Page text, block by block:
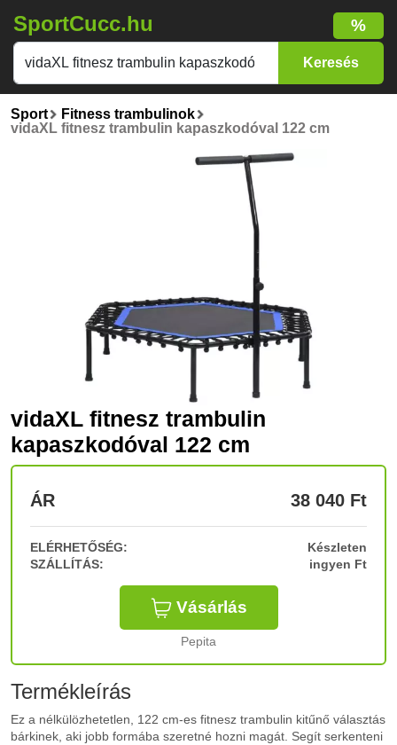
SportCucc.hu %
Sport
Fitness trambulinok
vidaXL fitnesz trambulin kapaszkodóval 122 cm
vidaXL fitnesz trambulin
kapaszkodóval 122 cm
ÁR 38 040 Ft
ELÉRHETŐSÉG:
Készleten
SZÁLLÍTÁS:
ingyen Ft
Vásárlás
Pepita
Termékleírás
Ez a nélkülözhetetlen, 122 cm-es fitnesz trambulin kitűnő választás
bárkinek, aki jobb formába szeretné hozni magát. Segít serkenteni